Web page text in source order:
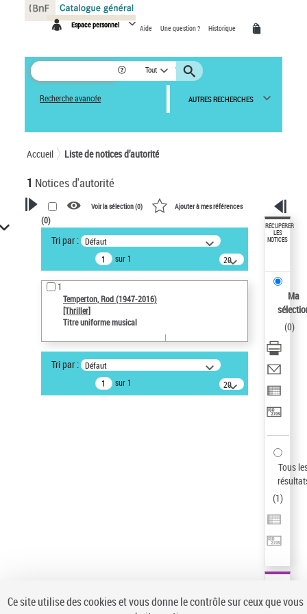
Espace personnel Aide Une question ? Historique
Tout
Recherche avancée AUTRES RECHERCHES
Accueil Liste de notices d’autorité
1 Notices d'autorité
VOTRE RECHERCHE
Recherche avancée dans les
notices d’autorité
Œuvres liées à l'auteur :
Temperton, Rod (1947-2016)
Type de notice d'autorité
Titre uniforme musical
Auteur d’œuvre
Voir la sélection (0) Ajouter à mes références
(0)
Tri par : Défaut
sur 1
20
résultats/page
1
Temperton, Rod (1947-2016)
[Thriller]
Titre uniforme musical
Tri par : Défaut
sur 1
20
résultats/page
RÉCUPÉRER
LES
NOTICES
Ma
(0)
Tous
(1)
Panneau de gestion des cookies
Ce site utilise des cookies et vous donne le contrôle sur ceux que vous